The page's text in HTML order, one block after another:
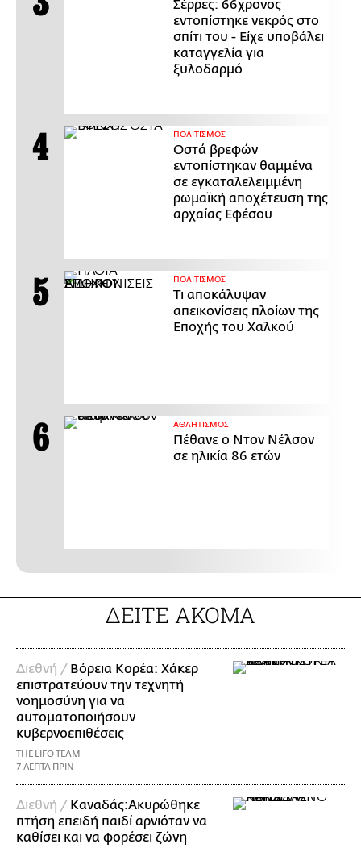
Σέρρες: 66χρονος
εντοπίστηκε νεκρός στο
σπίτι του - Είχε υποβάλει
καταγγελία για
ξυλοδαρμό
ΠΟΛΙΤΙΣΜΟΣ
Οστά βρεφών
εντοπίστηκαν θαμμένα
σε εγκαταλελειμμένη
ρωμαϊκή αποχέτευση της
αρχαίας Εφέσου
ΠΟΛΙΤΙΣΜΟΣ
Τι αποκάλυψαν
απεικονίσεις πλοίων της
Εποχής του Χαλκού
ΑΘΛΗΤΙΣΜΟΣ
Πέθανε ο Ντον Νέλσον
σε ηλικία 86 ετών
ΔΕΙΤΕ ΑΚΟΜΑ
Διεθνή / Βόρεια Κορέα: Χάκερ
επιστρατεύουν την τεχνητή
νοημοσύνη για να
αυτοματοποιήσουν
κυβερνοεπιθέσεις
THE LIFO TEAM
7 ΛΕΠΤΑ ΠΡΙΝ
Διεθνή / Καναδάς:Ακυρώθηκε
πτήση επειδή παιδί αρνιόταν να
καθίσει και να φορέσει ζώνη